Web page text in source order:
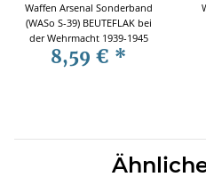
Waffen Arsenal Sonderband
(WASo S-39) BEUTEFLAK bei
der Wehrmacht 1939-1945
8,59 € *